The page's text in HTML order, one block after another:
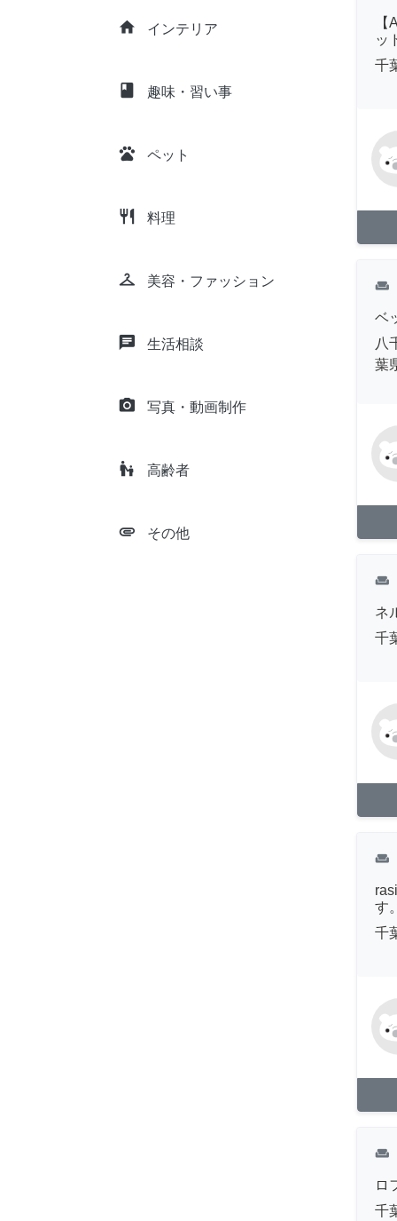
home インテリア
class 趣味・習い事
pets ペット
restaurant 料理
checkroom 美容・ファッション
chat 生活相談
camera_alt 写真・動画制作
escalator_warning 高齢者
attachment その他
ッ
千
weekend
ベ
八
葉
weekend
ネ
千
weekend
す
千
weekend
ロ
千